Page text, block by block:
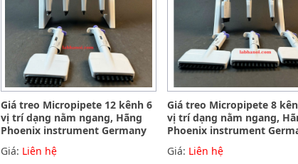
Giá treo Micropipete 12 kênh 6
vị trí dạng nằm ngang, Hãng
Phoenix instrument Germany
Giá: Liên hệ
Giá treo Micropipete 8
vị trí dạng nằm ngang,
Phoenix instrument
Giá: Liên hệ